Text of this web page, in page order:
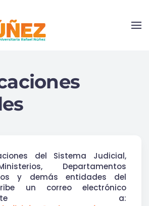
del Sistema Judicial,
Departamentos
y demás entidades del
un correo electrónico
a: